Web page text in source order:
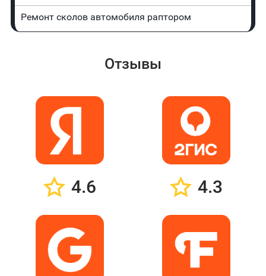
Ремонт сколов автомобиля раптором
Отзывы
4.6 4.3